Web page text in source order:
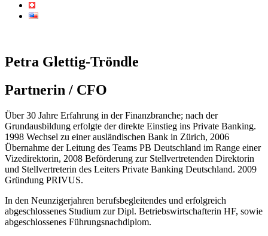
Petra Glettig-Tröndle
Partnerin / CFO
Über 30 Jahre Erfahrung in der Finanzbranche; nach der
Grundausbildung erfolgte der direkte Einstieg ins Private Banking.
1998 Wechsel zu einer ausländischen Bank in Zürich, 2006
Übernahme der Leitung des Teams PB Deutschland im Range einer
Vizedirektorin, 2008 Beförderung zur Stellvertretenden Direktorin
und Stellvertreterin des Leiters Private Banking Deutschland. 2009
Gründung PRIVUS.
In den Neunzigerjahren berufsbegleitendes und erfolgreich
abgeschlossenes Studium zur Dipl. Betriebswirtschafterin HF, sowie
abgeschlossenes Führungsnachdiplom.